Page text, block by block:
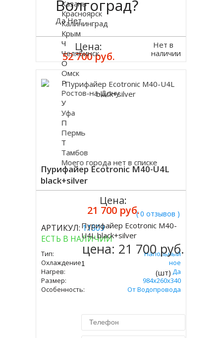
Цена:
52 700 руб.
Нет в
наличии
Пурифайер Ecotronic M40-U4L
black+silver
( 0 отзывов )
АРТИКУЛ:11609
ЕСТЬ В НАЛИЧИИ
Тип:
Напольный
Охлаждение:
Компрессорное
Нагрев:
Да
Размер:
984x260x340
Особенность:
От Водопровода
Цена:
21 700 руб.
Купить
Пурифайер Ecotronic M40-
U4L black+silver
цена: 21 700 руб.
(шт)
Волгоград?
Да Нет
Казань
Красноярск
Калининград
Крым
Ч
Челябинск
О
Омск
Р
Ростов-на-Дону
У
Уфа
П
Пермь
Т
Тамбов
Моего города нет в списке